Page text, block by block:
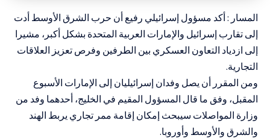
المسار : أكد مسؤول إسرائيلي رفيع أن حرب الشرق الأوسط أدت
إلى تقارب إسرائيل والإمارات العربية المتحدة بشكل أكبر، مشيرا
إلى ازدياد التعاون العسكري بين الطرفين وفرص تعزيز العلاقات
التجارية.
ومن المقرر أن يصل وفدان إسرائيليان إلى الإمارات الأسبوع
المقبل، وفق ما قال المسؤول المقيم في الخليج، أحدهما وفد من
وزارة المواصلات سيبحث إمكان إقامة ممر تجاري يربط الهند
والشرق والأوسط وأوروبا.